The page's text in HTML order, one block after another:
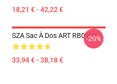
18,21 € - 42,22 €
SZA Sac À Dos ART RB0903
33,94 € - 38,18 €
-20%